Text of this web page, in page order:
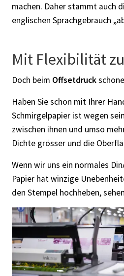
machen. Daher stammt auch
englischen Sprachgebrauch
Mit Flexibilität
Doch beim Offsetdruck
Haben Sie schon mit Ihrer
Schmirgelpapier ist wegen
zwischen ihnen und umso
Dichte grösser und die
Wenn wir uns ein normales
Papier hat winzige
den Stempel hochheben,